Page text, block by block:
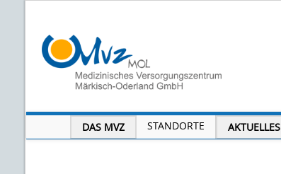
DAS MVZ STANDORTE AKTUELLES